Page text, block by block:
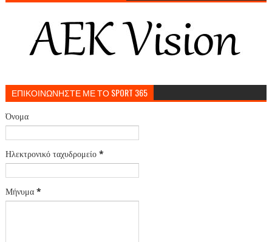
ΕΠΙΚΟΙΝΩΝΗΣΤΕ ΜΕ ΤΟ SPORT 365
Όνομα
Ηλεκτρονικό ταχυδρομείο *
Μήνυμα *